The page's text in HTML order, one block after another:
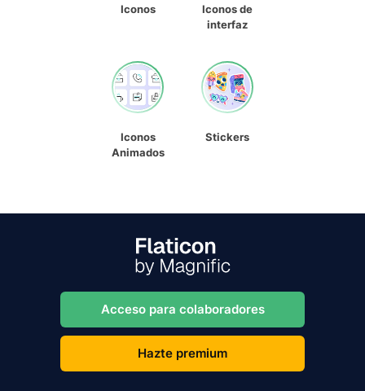
Iconos
Iconos de
interfaz
Iconos
Animados
Stickers
Acceso para colaboradores
Hazte premium